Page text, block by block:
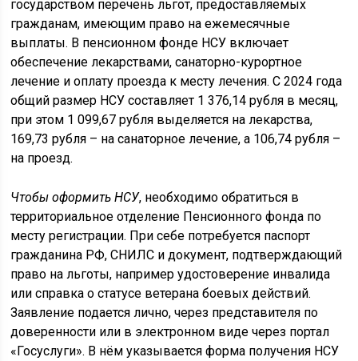
государством перечень льгот, предоставляемых
гражданам, имеющим право на ежемесячные
выплаты. В пенсионном фонде НСУ включает
обеспечение лекарствами, санаторно-курортное
лечение и оплату проезда к месту лечения. С 2024 года
общий размер НСУ составляет 1 376,14 рубля в месяц,
при этом 1 099,67 рубля выделяется на лекарства,
169,73 рубля – на санаторное лечение, а 106,74 рубля –
на проезд.
Чтобы оформить НСУ, необходимо обратиться в
территориальное отделение Пенсионного фонда по
месту регистрации. При себе потребуется паспорт
гражданина РФ, СНИЛС и документ, подтверждающий
право на льготы, например удостоверение инвалида
или справка о статусе ветерана боевых действий.
Заявление подается лично, через представителя по
доверенности или в электронном виде через портал
«Госуслуги». В нём указывается форма получения НСУ